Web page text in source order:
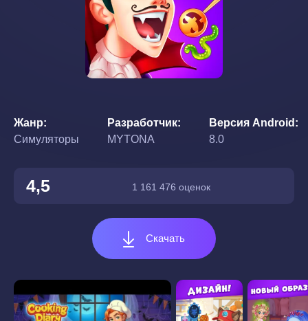
Жанр
Симуляторы
Разработчик
MYTONA
Версия Android
8.0
4,5 1 161 476 оценок
Скачать